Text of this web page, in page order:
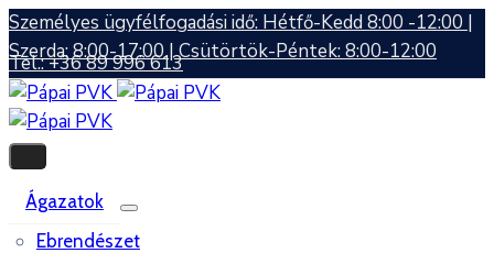
Személyes ügyfélfogadási idő: Hétfő-Kedd 8:00 -12:00 |
Szerda: 8:00-17:00 | Csütörtök-Péntek: 8:00-12:00
Tel.: +36 89 996 613
Ágazatok
Ebrendészet